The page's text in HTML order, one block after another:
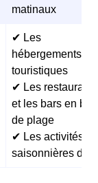
matinaux
✔ Les
hébergements
touristiques
✔ Les restaurants
et les bars en
de plage
✔ Les activités
saisonnières